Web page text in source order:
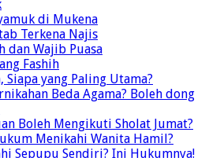
Sakit
di Mukena
Terkena Najis
dan Wajib Puasa
Fashih
Siapa yang Paling Utama?
Beda Agama? Boleh dong
Boleh Mengikuti Sholat Jumat?
Menikahi Wanita Hamil?